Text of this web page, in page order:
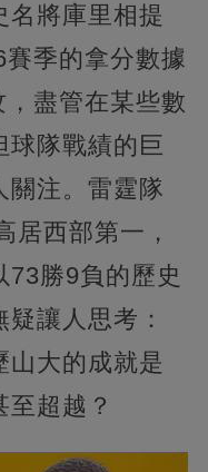
名將庫里相提
季的拿分數據
盡管在某些數
球隊戰績的巨
關注。雷霆隊
居西部第一，
73勝9負的歷史
讓人思考：
山大的成就是
超越？